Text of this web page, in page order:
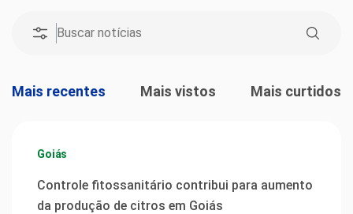
Mais recentes Mais vistos Mais curtidos
Goiás
Controle fitossanitário contribui para aumento
da produção de citros em Goiás